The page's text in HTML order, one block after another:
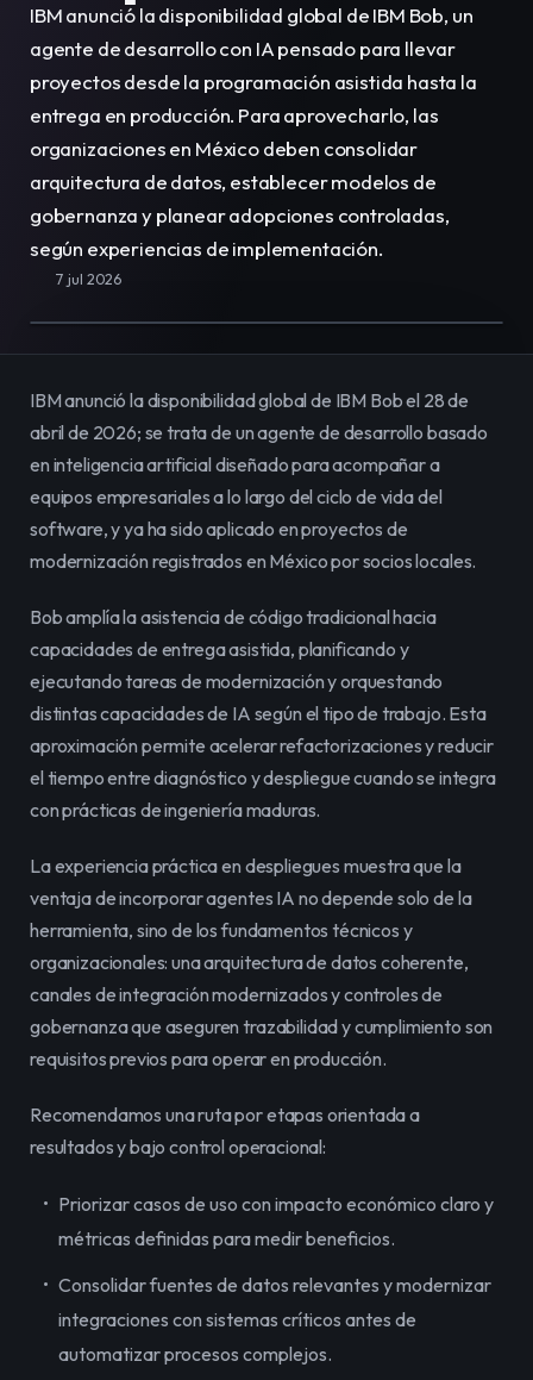
E-CommerceVende, renta y administra
todo tu catálogo en línea fácilmente.
EquipoOrganiza y potencia el trabajo de tu
equipo en un solo lugar.
ContenidosPublica y gestiona contenido
para impactar a tu audiencia.
IBM anunció la disponibilidad global de IBM Bob, un
agente de desarrollo con IA pensado para llevar
proyectos desde la programación asistida hasta la
entrega en producción. Para aprovecharlo, las
organizaciones en México deben consolidar
arquitectura de datos, establecer modelos de
gobernanza y planear adopciones controladas,
según experiencias de implementación.
7 jul 2026
IBM anunció la disponibilidad global de IBM Bob el 28 de
abril de 2026; se trata de un agente de desarrollo basado
en inteligencia artificial diseñado para acompañar a
equipos empresariales a lo largo del ciclo de vida del
software, y ya ha sido aplicado en proyectos de
modernización registrados en México por socios locales.
Bob amplía la asistencia de código tradicional hacia
capacidades de entrega asistida, planificando y
ejecutando tareas de modernización y orquestando
distintas capacidades de IA según el tipo de trabajo. Esta
aproximación permite acelerar refactorizaciones y reducir
el tiempo entre diagnóstico y despliegue cuando se integra
con prácticas de ingeniería maduras.
La experiencia práctica en despliegues muestra que la
ventaja de incorporar agentes IA no depende solo de la
herramienta, sino de los fundamentos técnicos y
organizacionales: una arquitectura de datos coherente,
canales de integración modernizados y controles de
gobernanza que aseguren trazabilidad y cumplimiento son
requisitos previos para operar en producción.
Recomendamos una ruta por etapas orientada a
resultados y bajo control operacional:
Priorizar casos de uso con impacto económico claro y
métricas definidas para medir beneficios.
Consolidar fuentes de datos relevantes y modernizar
integraciones con sistemas críticos antes de
automatizar procesos complejos.